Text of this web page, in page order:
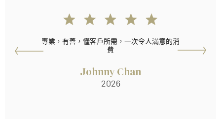
專業，有善，懂客戶所需，一次令人滿意的消
費
Johnny Chan
2026